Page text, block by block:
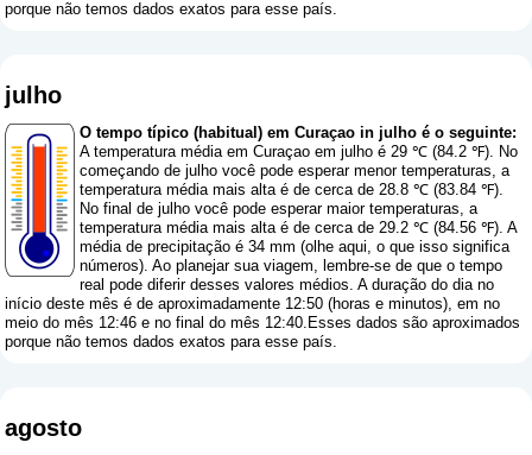
porque não temos dados exatos para esse país.
julho
O tempo típico (habitual) em Curaçao in julho é o seguinte:
A temperatura média em Curaçao em julho é 29 ℃ (84.2 ℉). No
começando de julho você pode esperar menor temperaturas, a
temperatura média mais alta é de cerca de 28.8 ℃ (83.84 ℉).
No final de julho você pode esperar maior temperaturas, a
temperatura média mais alta é de cerca de 29.2 ℃ (84.56 ℉). A
média de precipitação é 34 mm (olhe aqui, o que isso significa
números). Ao planejar sua viagem, lembre-se de que o tempo
real pode diferir desses valores médios. A duração do dia no
início deste mês é de aproximadamente 12:50 (horas e minutos), em no
meio do mês 12:46 e no final do mês 12:40.Esses dados são aproximados
porque não temos dados exatos para esse país.
agosto